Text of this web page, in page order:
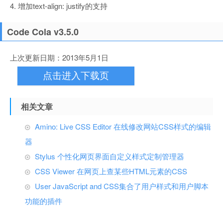
4. 增加text-align: justify的支持
Code Cola v3.5.0
上次更新日期：2013年5月1日
点击进入下载页
相关文章
Amino: Live CSS Editor 在线修改网站CSS样式的编辑
器
Stylus 个性化网页界面自定义样式定制管理器
CSS Viewer 在网页上查某些HTML元素的CSS
User JavaScript and CSS集合了用户样式和用户脚本
功能的插件